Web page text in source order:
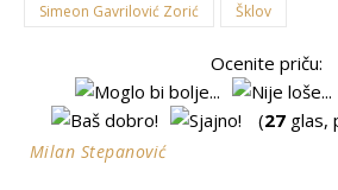
Simeon Gavrilović Zorić
Šklov
Ocenite priču:
(27glas,
Milan Stepanović